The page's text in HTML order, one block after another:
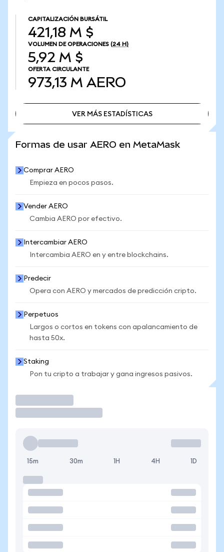
CAPITALIZACIÓN BURSÁTIL
421,18 M $
VOLUMEN DE OPERACIONES (24 H)
5,92 M $
OFERTA CIRCULANTE
973,13 M AERO
VER MÁS ESTADÍSTICAS
Formas de usar AERO en MetaMask
Comprar AERO
Empieza en pocos pasos.
Vender AERO
Cambia AERO por efectivo.
Intercambiar AERO
Intercambia AERO en y entre blockchains.
Predecir
Opera con AERO y mercados de predicción cripto.
Perpetuos
Largos o cortos en tokens con apalancamiento de
hasta 50x.
Staking
Pon tu cripto a trabajar y gana ingresos pasivos.
15m 30m 1H 4H 1D